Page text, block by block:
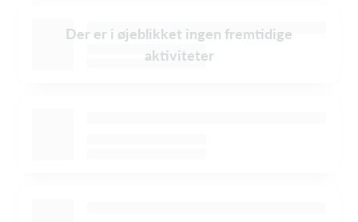
Der er i øjeblikket ingen fremtidige
aktiviteter